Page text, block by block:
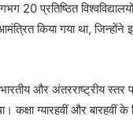
प्रतिष्ठित
किया गया था,
भारतीय और अंतरराष्ट्रीय
कक्षा ग्यारहवीं और बारहवीं